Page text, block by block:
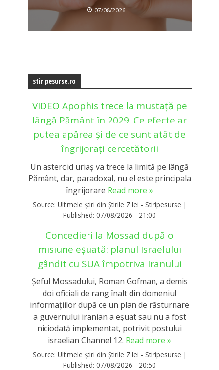
07/08/2026
stiripesurse.ro
VIDEO Apophis trece la mustață pe
lângă Pământ în 2029. Ce efecte ar
putea apărea și de ce sunt atât de
îngrijorați cercetătorii
Un asteroid uriaș va trece la limită pe lângă
Pământ, dar, paradoxal, nu el este principala
îngrijorare Read more »
Source: Ultimele știri din Știrile Zilei - Stiripesurse |
Published: 07/08/2026 - 21:00
Concedieri la Mossad după o
misiune eșuată: planul Israelului
gândit cu SUA împotriva Iranului
Șeful Mossadului, Roman Gofman, a demis
doi oficiali de rang înalt din domeniul
informațiilor după ce un plan de răsturnare
a guvernului iranian a eșuat sau nu a fost
niciodată implementat, potrivit postului
israelian Channel 12. Read more »
Source: Ultimele știri din Știrile Zilei - Stiripesurse |
Published: 07/08/2026 - 20:50